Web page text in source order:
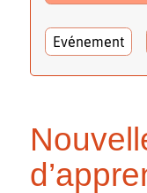
Evénement